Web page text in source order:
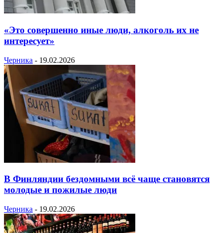
«Это совершенно иные люди, алкоголь их не
интересует»
Черника - 19.02.2026
В Финляндии бездомными всё чаще становятся
молодые и пожилые люди
Черника - 19.02.2026